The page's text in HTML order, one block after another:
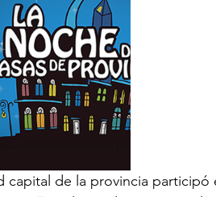
capital de la provincia